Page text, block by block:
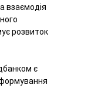
взаємодія
розвиток
є